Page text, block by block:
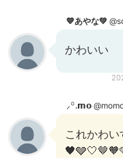
💙あやな💚
かわいい
⸝꙳.𝗺𝗼
これかわい